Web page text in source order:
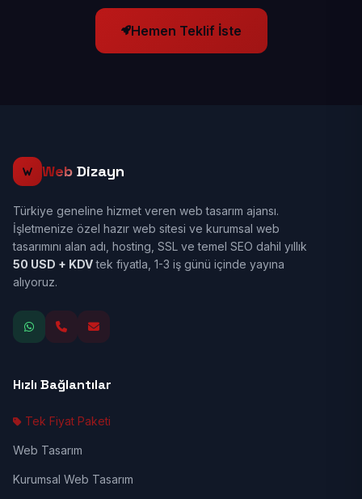
Hemen Teklif İste
Web Dizayn
Türkiye geneline hizmet veren web tasarım ajansı.
İşletmenize özel hazır web sitesi ve kurumsal web
tasarımını alan adı, hosting, SSL ve temel SEO dahil yıllık
50 USD + KDVtek fiyatla, 1-3 iş günü içinde yayına
alıyoruz.
Hızlı Bağlantılar
Tek Fiyat Paketi
Web Tasarım
Kurumsal Web Tasarım